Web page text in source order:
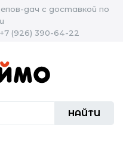
дач с доставкой по
+7 (926) 390-64-22
НАЙТИ